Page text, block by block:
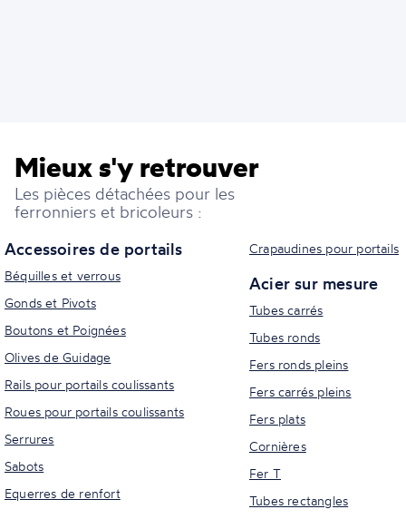
Mieux s'y retrouver
Les pièces détachées pour les
ferronniers et bricoleurs :
Accessoires de portails
Béquilles et verrous
Gonds et Pivots
Boutons et Poignées
Olives de Guidage
Rails pour portails coulissants
Roues pour portails coulissants
Serrures
Sabots
Equerres de renfort
Crapaudines pour portails
Acier sur mesure
Tubes carrés
Tubes ronds
Fers ronds pleins
Fers carrés pleins
Fers plats
Cornières
Fer T
Tubes rectangles